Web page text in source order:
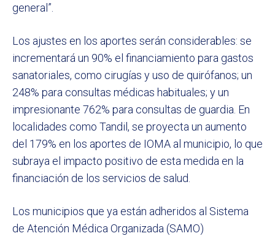
general”.
Los ajustes en los aportes serán considerables: se
incrementará un 90% el financiamiento para gastos
sanatoriales, como cirugías y uso de quirófanos; un
248% para consultas médicas habituales; y un
impresionante 762% para consultas de guardia. En
localidades como Tandil, se proyecta un aumento
del 179% en los aportes de IOMA al municipio, lo que
subraya el impacto positivo de esta medida en la
financiación de los servicios de salud.
Los municipios que ya están adheridos al Sistema
de Atención Médica Organizada (SAMO)